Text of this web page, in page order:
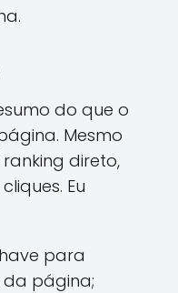
do que o
Mesmo
direto,
Eu
para
página;